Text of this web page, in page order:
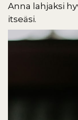
Anna lahjaksi
itseäsi.